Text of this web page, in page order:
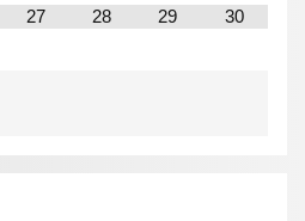
27 28 29 30